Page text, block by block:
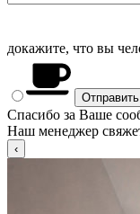
докажите, что вы
Спасибо за Ваше
Наш менеджер